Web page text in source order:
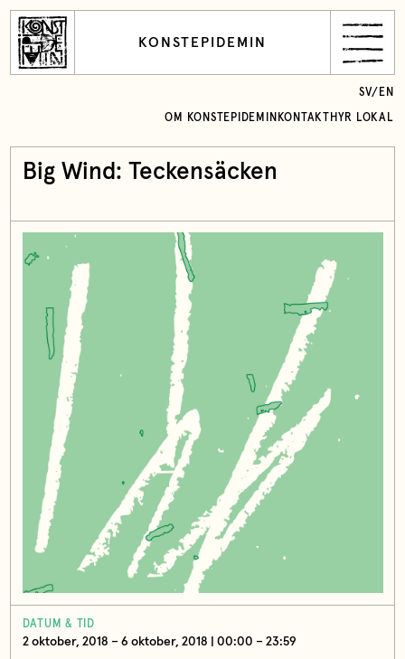
KONSTEPIDEMIN
OM KONSTEPIDEMIN KONTAKT HYR LOKAL
SV/ EN
Big Wind: Teckensäcken
DATUM & TID
2 oktober, 2018 – 6 oktober, 2018 | 00:00 – 23:59